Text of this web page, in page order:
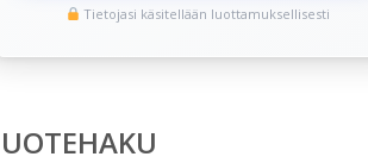
Tietojasi käsitellään luottamuksellisesti